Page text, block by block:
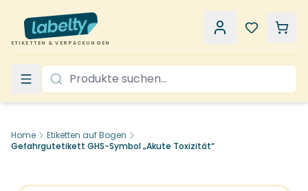
ETIKETTEN & VERPACKUNGEN
Home
Etiketten auf Bogen
Gefahrgutetikett GHS-Symbol „Akute Toxizität“